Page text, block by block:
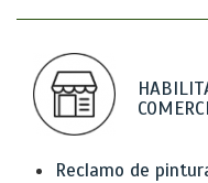
Reclamo de